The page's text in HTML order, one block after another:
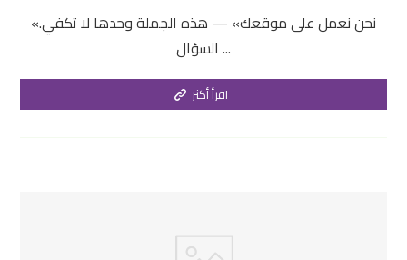
«نحن نعمل على موقعك» — هذه الجملة وحدها لا تكفي.
السؤال ...
اقرأ أكثر